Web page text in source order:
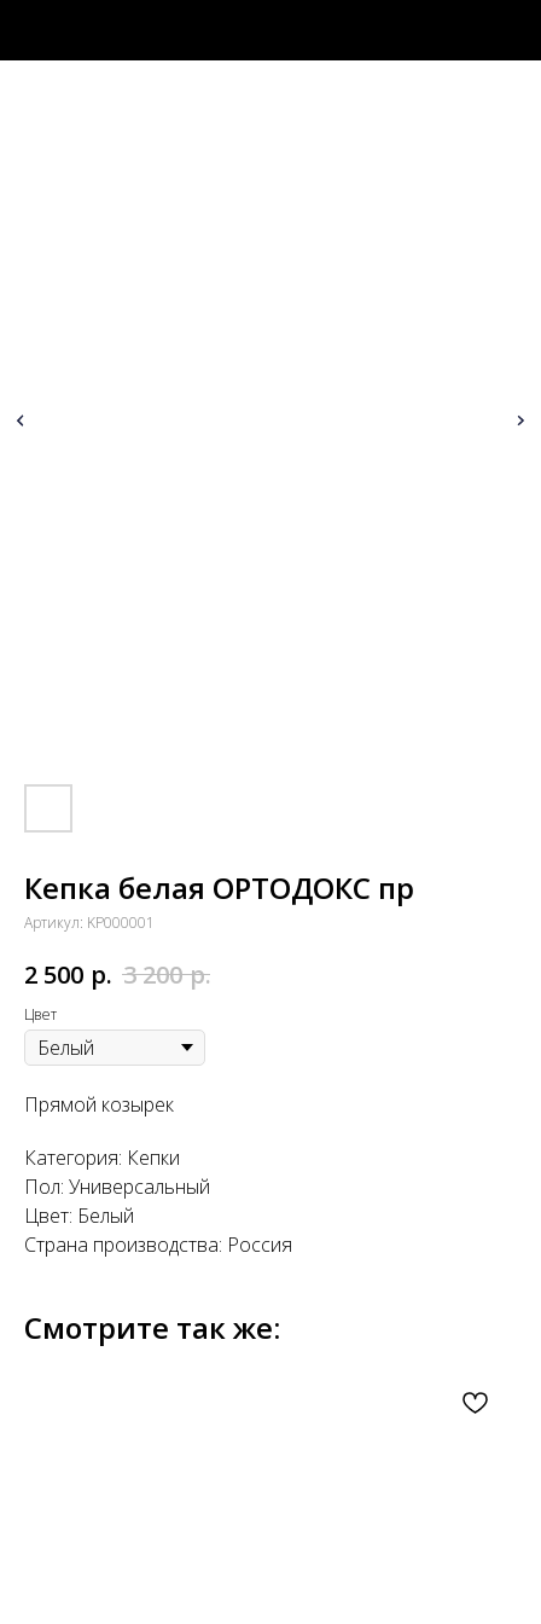
Кепка белая ОРТОДОКС пр
Артикул: KP000001
2 500 р. 3 200 р.
Цвет
Прямой козырек
Категория: Кепки
Пол: Универсальный
Цвет: Белый
Страна производства: Россия
Смотрите так же: